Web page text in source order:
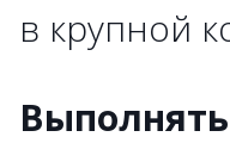
в крупной